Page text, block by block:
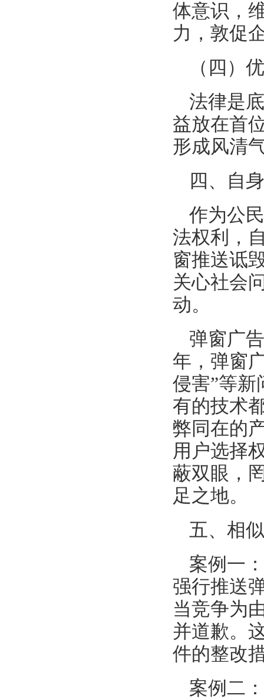
体意识，
力，敦促
（四）
法律是
益放在首
形成风清
四、自
作为公
法权利，
窗推送诋
关心社会
动。
弹窗广
年，弹窗
侵害”等新
有的技术
弊同在的
用户选择
蔽双眼，
足之地。
五、相
案例一
强行推送
当竞争为
并道歉。
件的整改
案例二